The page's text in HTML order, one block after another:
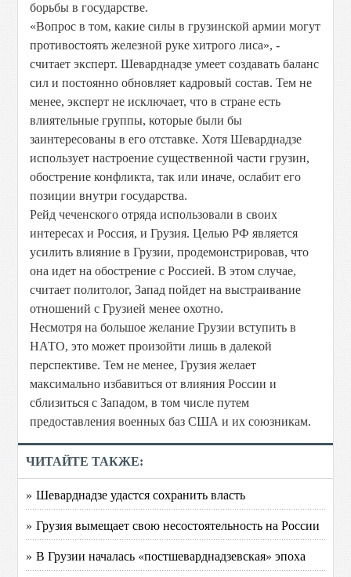
борьбы в государстве.
«Вопрос в том, какие силы в грузинской армии могут
противостоять железной руке хитрого лиса», -
считает эксперт. Шеварднадзе умеет создавать баланс
сил и постоянно обновляет кадровый состав. Тем не
менее, эксперт не исключает, что в стране есть
влиятельные группы, которые были бы
заинтересованы в его отставке. Хотя Шеварднадзе
использует настроение существенной части грузин,
обострение конфликта, так или иначе, ослабит его
позиции внутри государства.
Рейд чеченского отряда использовали в своих
интересах и Россия, и Грузия. Целью РФ является
усилить влияние в Грузии, продемонстрировав, что
она идет на обострение с Россией. В этом случае,
считает политолог, Запад пойдет на выстраивание
отношений с Грузией менее охотно.
Несмотря на большое желание Грузии вступить в
НАТО, это может произойти лишь в далекой
перспективе. Тем не менее, Грузия желает
максимально избавиться от влияния России и
сблизиться с Западом, в том числе путем
предоставления военных баз США и их союзникам.
ЧИТАЙТЕ ТАКЖЕ:
» Шеварднадзе удастся сохранить власть
» Грузия вымещает свою несостоятельность на России
» В Грузии началась «постшеварднадзевская» эпоха